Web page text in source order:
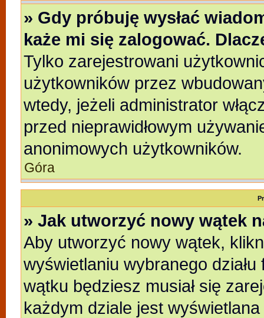
» Gdy próbuję wysłać
każe mi się zalogować.
Tylko zarejestrowani
użytkowników przez
wtedy, jeżeli administrator
przed nieprawidłowym
anonimowych użytkowników.
Góra
» Jak utworzyć nowy wątek
Aby utworzyć nowy wątek,
wyświetlaniu wybranego
wątku będziesz musiał się
każdym dziale jest